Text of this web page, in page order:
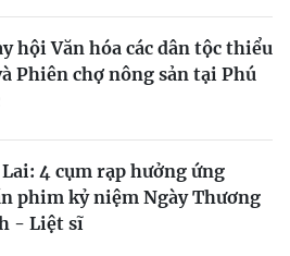
hội Văn hóa các dân tộc thiểu
Phiên chợ nông sản tại Phú
Lai: 4 cụm rạp hưởng ứng
phim kỷ niệm Ngày Thương
- Liệt sĩ